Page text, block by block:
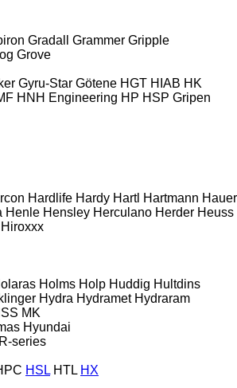
Gradall Grammer Gripple
Grove
Gyru-Star Götene HGT HIAB HK
HNH Engineering HP HSP Gripen
Hardlife Hardy Hartl Hartmann Hauer
Henle Hensley Herculano Herder Heuss
Hiroxxx
Holms Holp Huddig Hultdins
Hydra Hydramet Hydraram
MK
Hyundai
R-series
HSL HTL HX